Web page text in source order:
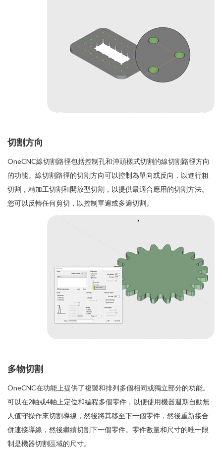
切割方向
OneCNC線切割路徑包括控制孔和沖頭樣式切割的線切割路徑方向
的功能。線切割路徑的切割方向可以控制為單向或反向，以進行粗
切割，精加工切割和開放型切割，以提供最適合應用的切割方法。
您可以反轉任何剪切，以控制單遍或多遍切割。
多物切割
OneCNC在功能上提供了複製和排列多個相同或獨立部分的功能。
可以在2軸或4軸上定位和編程多個零件，以便使用機器週期自動無
人值守操作來切割導線，然後將其移至下一個零件，然後重新接合
併連接導線，然後繼續切割下一個零件。零件數量和尺寸的唯一限
制是機器切割區域的尺寸。